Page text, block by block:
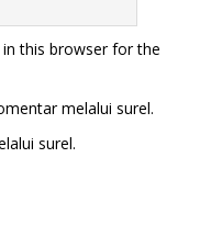
this browser for the
melalui surel.
surel.